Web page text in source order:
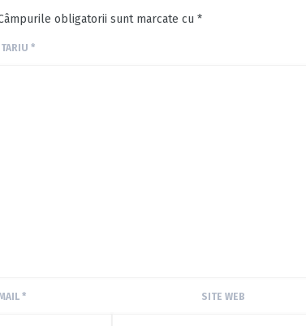
obligatorii sunt marcate cu *
*
* SITE WEB